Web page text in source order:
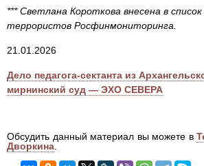
*** Светлана Короткова внесена в
террористов Росфинмониторинга.
21.01.2026
Дело педагога-сектанта из
мирнинский суд — ЭХО СЕВЕРА
Обсудить данный материал вы можете в
Дворкина